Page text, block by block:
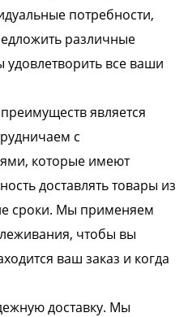
потребности,
различные
удовлетворить все ваши
является
с
которые имеют
доставлять товары из
сроки. Мы применяем
чтобы вы
ваш заказ и когда
доставку. Мы